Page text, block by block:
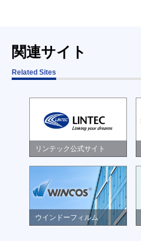
関連サイト
Related Sites
リンテック公式サイト
ウインドーフィルム